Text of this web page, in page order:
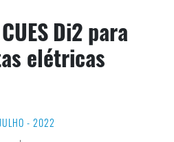
Di2 para
elétricas
- 2022